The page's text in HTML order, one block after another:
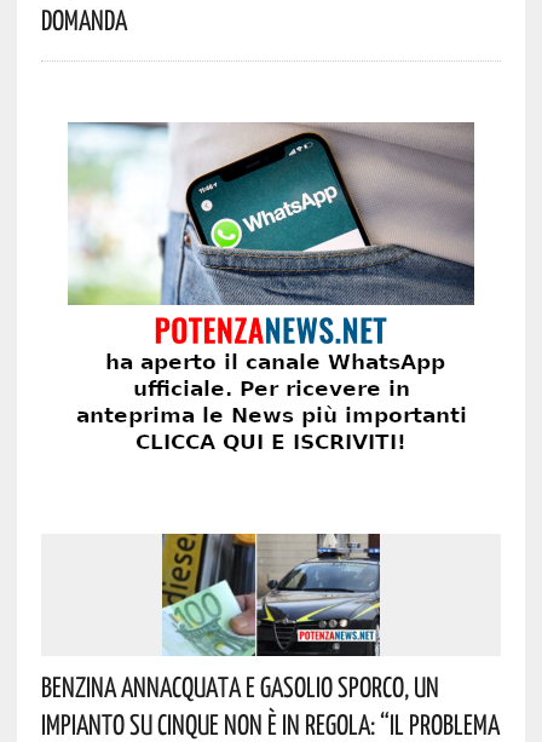
Domanda
Benzina Annacquata E Gasolio Sporco, Un
Impianto Su Cinque Non È In Regola: “il Problema